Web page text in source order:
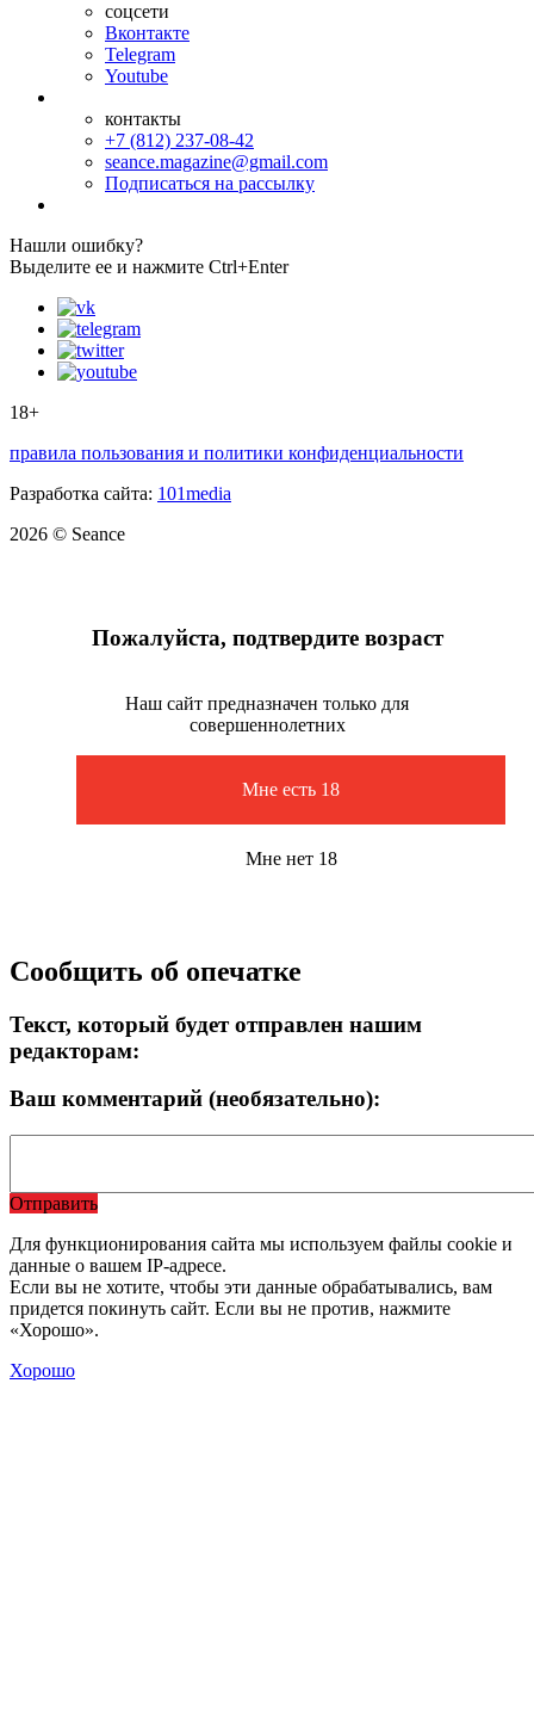
соцсети
Вконтакте
Telegram
Youtube
контакты
+7 (812) 237-08-42
seance.magazine@gmail.com
Подписаться на рассылку
Нашли ошибку?
Выделите ее и нажмите Ctrl+Enter
18+
правила пользования и политики конфиденциальности
Разработка сайта: 101media
2026 © Seance
Пожалуйста, подтвердите возраст
Наш сайт предназначен только для
совершеннолетних
Мне есть 18
Мне нет 18
Сообщить об опечатке
Текст, который будет отправлен нашим
редакторам:
Ваш комментарий (необязательно):
Отправить
Для функционирования сайта мы используем файлы cookie и
данные о вашем IP-адресе.
Если вы не хотите, чтобы эти данные обрабатывались, вам
придется покинуть сайт. Если вы не против, нажмите
«Хорошо».
Хорошо